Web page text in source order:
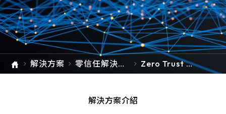
e-SOFT
ARMIS
解決方案
零信任解決方
案
Zero Trust A
ccess 零信任
解決方案介紹